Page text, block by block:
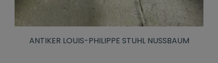
ANTIKER LOUIS-PHILIPPE STUHL NUSSBAUM